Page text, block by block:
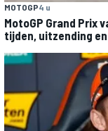
MOTOGP4 u
MotoGP Grand Prix
tijden, uitzending